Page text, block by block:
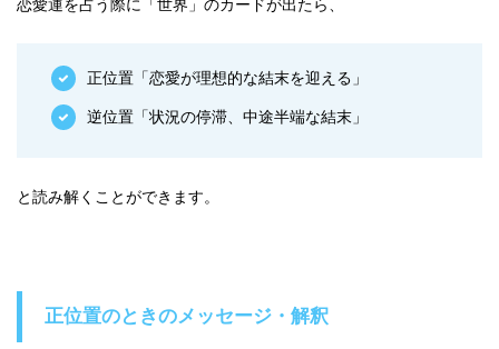
恋愛運を占う際に「世界」のカードが出たら、
正位置「恋愛が理想的な結末を迎える」
逆位置「状況の停滞、中途半端な結末」
と読み解くことができます。
正位置のときのメッセージ・解釈